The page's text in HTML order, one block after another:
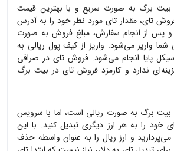
برگ به صورت سریع و با بهترین قیمت
تای، مقدار تای مورد نظر خود را به آدرس
و پس از انجام سفارش، مبلغ فروش به صورت
واریز می‌شود. واریز از کیف پول ریالی به
پایا انجام می‌شود. فروش تایدر صرافی
ندارد و کارمزد فروش تایدر بیت برگ
برگ به صورت ریالی است، اما با سرویس
خود را به هر ارز دیگری تبدیل کنید. با این
و ارز ریال را به عنوان واسطه حذف